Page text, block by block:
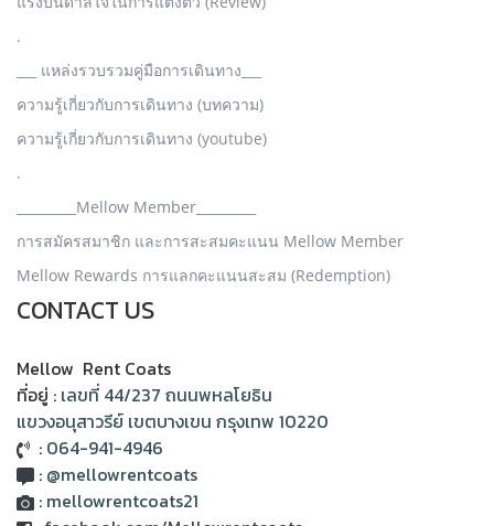
.
___ แหล่งรวบรวมคู่มือการเดินทาง___
ความรู้เกี่ยวกับการเดินทาง (บทความ)
ความรู้เกี่ยวกับการเดินทาง (youtube)
.
_________Mellow Member_________
การสมัครสมาชิก และการสะสมคะแนน Mellow Member
Mellow Rewards การแลกคะแนนสะสม (Redemption)
CONTACT US
Mellow Rent Coats
ที่อยู่ : เลขที่ 44/237 ถนนพหลโยธิน
แขวงอนุสาวรีย์ เขตบางเขน กรุงเทพ 10220
: 064-941-4946
: @mellowrentcoats
: mellowrentcoats21